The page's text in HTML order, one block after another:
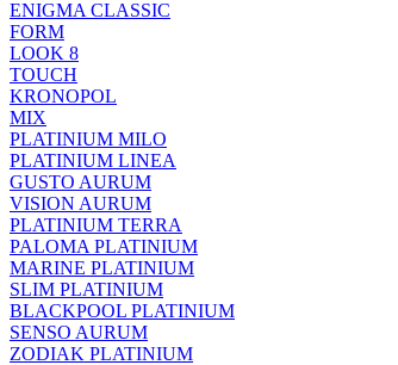
ENIGMA CLASSIC
FORM
LOOK 8
TOUCH
KRONOPOL
MIX
PLATINIUM MILO
PLATINIUM LINEA
GUSTO AURUM
VISION AURUM
PLATINIUM TERRA
PALOMA PLATINIUM
MARINE PLATINIUM
SLIM PLATINIUM
BLACKPOOL PLATINIUM
SENSO AURUM
ZODIAK PLATINIUM